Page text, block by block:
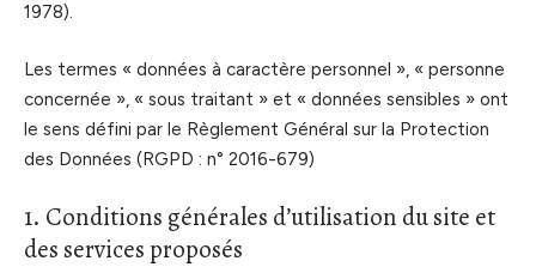
1978).
Les termes « données à caractère personnel », « personne
concernée », « sous traitant » et « données sensibles » ont
le sens défini par le Règlement Général sur la Protection
des Données (RGPD : n° 2016-679)
1. Conditions générales d’utilisation du site et
des services proposés